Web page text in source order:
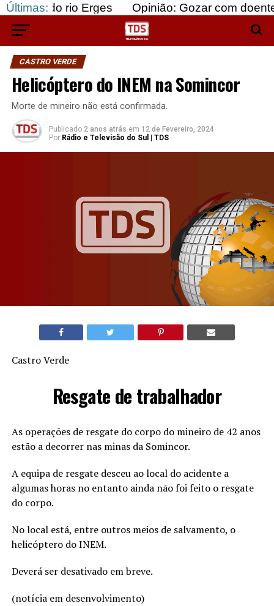
Últimas:
Erges Opinião: Gozar com doentes e
CASTRO VERDE
Helicóptero do INEM na Somincor
Morte de mineiro não está confirmada.
Publicado 2 anos atrás em 12 de Fevereiro, 2024
Por Rádio e Televisão do Sul | TDS
Castro Verde
Resgate de trabalhador
As operações de resgate do corpo do mineiro de 42 anos
estão a decorrer nas minas da Somincor.
A equipa de resgate desceu ao local do acidente a
algumas horas no entanto ainda não foi feito o resgate
do corpo.
No local está, entre outros meios de salvamento, o
helicóptero do INEM.
Deverá ser desativado em breve.
(notícia em desenvolvimento)